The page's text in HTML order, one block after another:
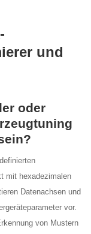
und
oder
mit hexadezimalen
Datenachsen und
vor.
von Mustern